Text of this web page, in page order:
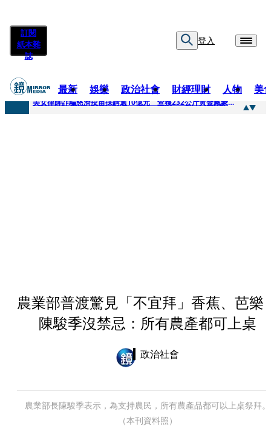
訂閱
紙本雜
誌
登入
最新 娛樂 政治社會 財經理財 人物 美
快訊
美女律師詐騙慈濟疫苗採購逾10億元 查獲232公斤黃金藏豪宅地板下
農業部普渡驚見「不宜拜」香蕉、芭
陳駿季沒禁忌：所有農產都可上桌
政治社會
農業部長陳駿季表示，為支持農民，所有農產品都可以上桌祭拜。
（本刊資料照）